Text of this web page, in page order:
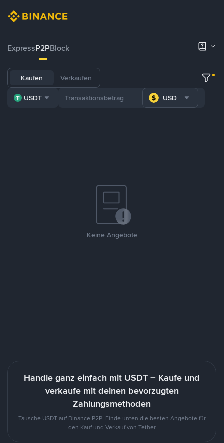
ExpressP2PBlock
Kaufen Verkaufen
USDT USD
Keine Angebote
Handle ganz einfach mit USDT – Kaufe und
verkaufe mit deinen bevorzugten
Zahlungsmethoden
Tausche USDT auf Binance P2P. Finde unten die besten Angebote für
den Kauf und Verkauf von Tether